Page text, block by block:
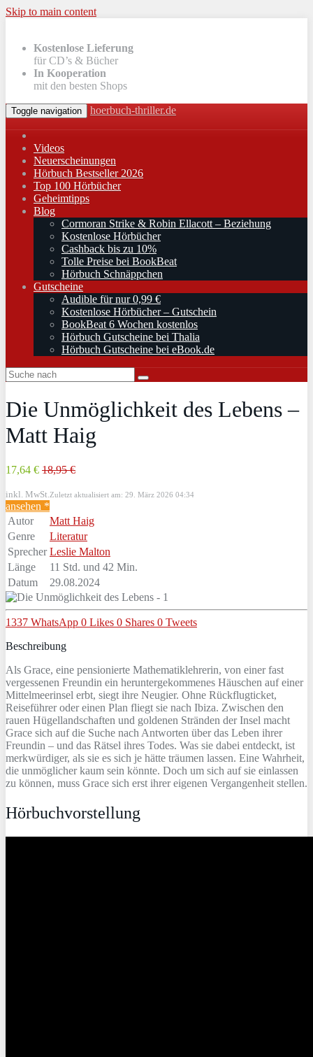
Skip to main content
Kostenlose Lieferung
für CD’s & Bücher
In Kooperation
mit den besten Shops
Toggle navigation hoerbuch-thriller.de
Videos
Neuerscheinungen
Hörbuch Bestseller 2026
Top 100 Hörbücher
Geheimtipps
Blog
Cormoran Strike & Robin Ellacott – Beziehung
Kostenlose Hörbücher
Cashback bis zu 10%
Tolle Preise bei BookBeat
Hörbuch Schnäppchen
Gutscheine
Audible für nur 0,99 €
Kostenlose Hörbücher – Gutschein
BookBeat 6 Wochen kostenlos
Hörbuch Gutscheine bei Thalia
Hörbuch Gutscheine bei eBook.de
Die Unmöglichkeit des Lebens –
Matt Haig
17,64 € 18,95 €
inkl. MwSt. Zuletzt aktualisiert am: 29. März 2026 04:34
ansehen *
Autor
Matt Haig
Genre
Literatur
Sprecher Leslie Malton
Länge
11 Std. und 42 Min.
Datum
29.08.2024
1337 WhatsApp 0 Likes 0 Shares 0 Tweets
Beschreibung
Als Grace, eine pensionierte Mathematiklehrerin, von einer fast
vergessenen Freundin ein heruntergekommenes Häuschen auf einer
Mittelmeerinsel erbt, siegt ihre Neugier. Ohne Rückflugticket,
Reiseführer oder einen Plan fliegt sie nach Ibiza. Zwischen den
rauen Hügellandschaften und goldenen Stränden der Insel macht
Grace sich auf die Suche nach Antworten über das Leben ihrer
Freundin – und das Rätsel ihres Todes. Was sie dabei entdeckt, ist
merkwürdiger, als sie es sich je hätte träumen lassen. Eine Wahrheit,
die unmöglicher kaum sein könnte. Doch um sich auf sie einlassen
zu können, muss Grace sich erst ihrer eigenen Vergangenheit stellen.
Hörbuchvorstellung